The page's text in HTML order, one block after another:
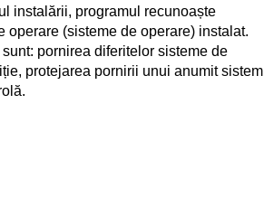
instalării, programul recunoaște
operare (sisteme de operare) instalat.
​​pornirea diferitelor sisteme de
protejarea pornirii unui anumit sistem